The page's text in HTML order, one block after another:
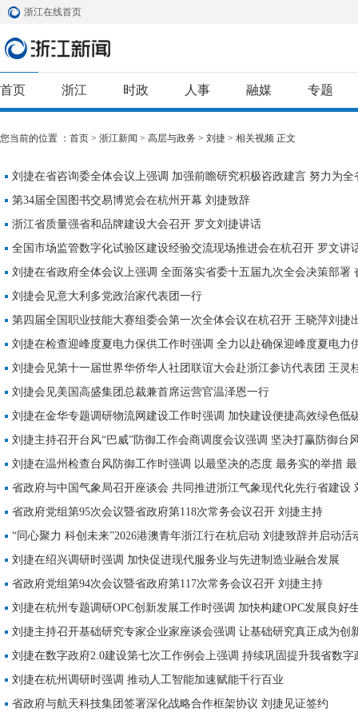
浙江在线首页
首页 浙江 时政 人事 融媒 专题
您当前的位置 ： 首页 > 浙江新闻 > 高层与政务 > 刘捷 > 相关视频 正文
刘捷在省咨询委全体会议上强调 加强前瞻研究积极咨政建言 努力为全
作出更大贡献
第34届全国图书交易博览会在杭州开幕 刘捷致辞
浙江省质量强省和品牌建设大会召开 罗文刘捷讲话
全国市场监管数字化试验区建设经验交流现场推进会在杭召开 罗文讲
刘捷在省政府全体会议上强调 全面落实省委十五届九次全会决策部署
五”开局之年精彩答卷
刘捷会见意大利多党政治家代表团一行
第四届全国职业技能大赛组委会第一次全体会议在杭召开 王晓萍刘捷
刘捷在检查迎峰度夏电力保供工作时强调 全力以赴确保迎峰度夏电力
刘捷会见第十一届世界华侨华人社团联谊大会赴浙江参访代表团 王灵
刘捷会见美国高盛集团总裁兼首席运营官温泽恩一行
刘捷在金华专题调研物流网建设工作时强调 加快建设便捷高效绿色低
络
刘捷主持召开台风“巴威”防御工作会商调度会议强调 坚决打赢防御台
切实保障人民群众生命财产安全
刘捷在温州检查台风防御工作时强调 以最坚决的态度 最务实的举措
以赴打好防台遭遇战攻坚战
省政府与中国气象局召开座谈会 共同推进浙江气象现代化先行省建设
省政府党组第95次会议暨省政府第118次常务会议召开 刘捷主持
“同心聚力 科创未来”2026港澳青年浙江行在杭启动 刘捷致辞并启动活
刘捷在绍兴调研时强调 加快促进现代服务业与先进制造业融合发展
省政府党组第94次会议暨省政府第117次常务会议召开 刘捷主持
刘捷在杭州专题调研OPC创新发展工作时强调 加快构建OPC发展良好
能创新创业最优氛围
刘捷主持召开基础研究专家企业家座谈会强调 让基础研究真正成为创
座支撑
刘捷在数字政府2.0建设第七次工作例会上强调 持续巩固提升我省数字
刘捷在杭州调研时强调 推动人工智能加速赋能千行百业
省政府与航天科技集团签署深化战略合作框架协议 刘捷见证签约
【专题